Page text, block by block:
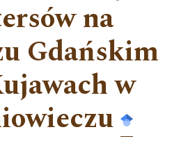
na
Gdańskim
w